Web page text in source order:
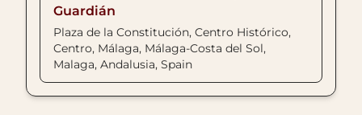
Guardián
Plaza de la Constitución, Centro Histórico,
Centro, Málaga, Málaga-Costa del Sol,
Malaga, Andalusia, Spain